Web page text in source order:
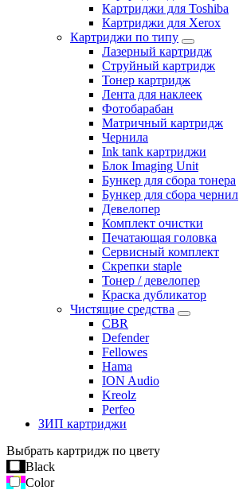
Картриджи для Toshiba
Картриджи для Xerox
Картриджи по типу
Лазерный картридж
Струйный картридж
Тонер картридж
Лента для наклеек
Фотобарабан
Матричный картридж
Чернила
Ink tank картриджи
Блок Imaging Unit
Бункер для сбора тонера
Бункер для сбора чернил
Девелопер
Комплект очистки
Печатающая головка
Сервисный комплект
Скрепки staple
Тонер / девелопер
Краска дубликатор
Чистящие средства
CBR
Defender
Fellowes
Hama
ION Audio
Kreolz
Perfeo
ЗИП картриджи
Выбрать картридж по цвету
Black
Color